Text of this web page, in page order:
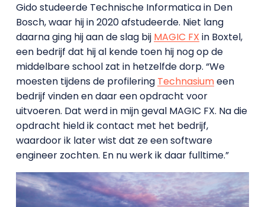
Gido studeerde Technische Informatica in Den
Bosch, waar hij in 2020 afstudeerde. Niet lang
daarna ging hij aan de slag bij MAGIC FX in Boxtel,
een bedrijf dat hij al kende toen hij nog op de
middelbare school zat in hetzelfde dorp. “We
moesten tijdens de profilering Technasiumeen
bedrijf vinden en daar een opdracht voor
uitvoeren. Dat werd in mijn geval MAGIC FX. Na die
opdracht hield ik contact met het bedrijf,
waardoor ik later wist dat ze een software
engineer zochten. En nu werk ik daar fulltime.”